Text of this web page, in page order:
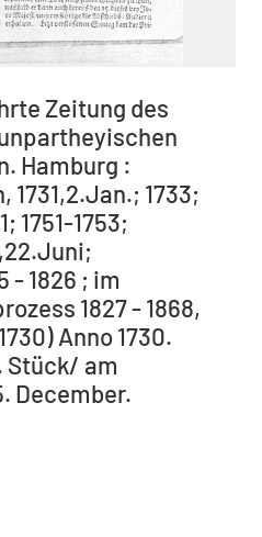
Zeitung des
Hamburg :
1731,2.Jan.; 1733;
1751-1753;
- 1826 ; im
1827 - 1868,
Anno 1730.
Stück/ am
December.